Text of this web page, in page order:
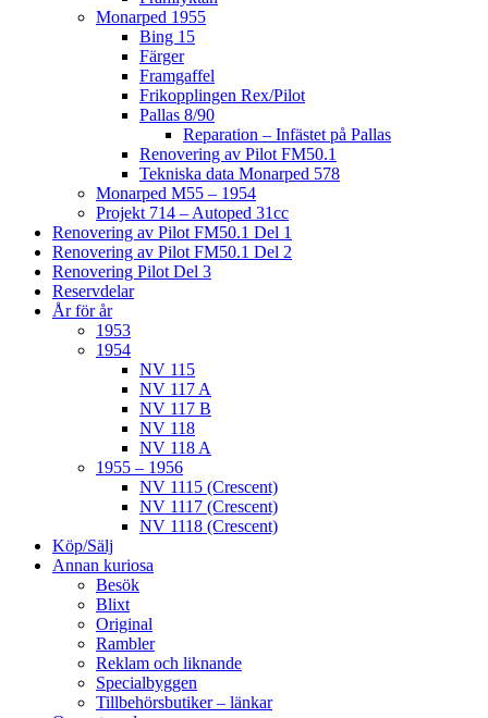
Monarped 1955
Bing 15
Färger
Framgaffel
Frikopplingen Rex/Pilot
Pallas 8/90
Reparation – Infästet på Pallas
Renovering av Pilot FM50.1
Tekniska data Monarped 578
Monarped M55 – 1954
Projekt 714 – Autoped 31cc
Renovering av Pilot FM50.1 Del 1
Renovering av Pilot FM50.1 Del 2
Renovering Pilot Del 3
Reservdelar
År för år
1953
1954
NV 115
NV 117 A
NV 117 B
NV 118
NV 118 A
1955 – 1956
NV 1115 (Crescent)
NV 1117 (Crescent)
NV 1118 (Crescent)
Köp/Sälj
Annan kuriosa
Besök
Blixt
Original
Rambler
Reklam och liknande
Specialbyggen
Tillbehörsbutiker – länkar